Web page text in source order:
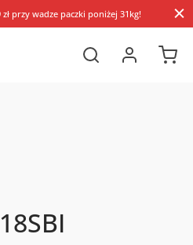
przy wadze paczki poniżej 31kg!